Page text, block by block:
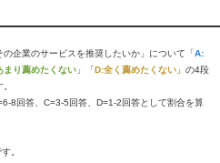
企業のサービスを推奨したいか」について「A:
まり薦めたくない 」「D:全く薦めたくない 」の4段
8回答、C=3-5回答、D=1-2回答として割合を算
。